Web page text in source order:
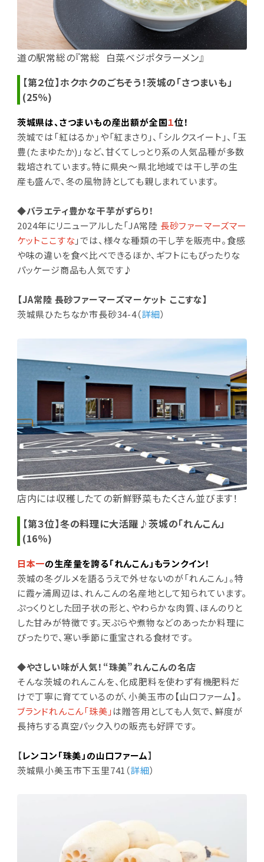
道の駅常総の『常総 白菜ベジポタラーメン』
【第２位】ホクホクのごちそう！茨城の「さつまいも」
(25％)
茨城県は、さつまいもの産出額が全国１位！
茨城では「紅はるか」や「紅まさり」、「シルクスイート」、「玉
豊(たまゆたか) 」など、甘くてしっとり系の人気品種が多数
栽培されています。特に県央～県北地域では干し芋の生
産も盛んで、冬の風物詩としても親しまれています。
◆バラエティ豊かな干芋がずらり！
2024年にリニューアルした「JA常陸 長砂ファーマーズマー
ケットここすな」では、様々な種類の干し芋を販売中。食感
や味の違いを食べ比べできるほか、ギフトにもぴったりな
パッケージ商品も人気です♪
【JA常陸 長砂ファーマーズマーケット ここすな】
茨城県ひたちなか市長砂34-4（詳細）
店内には収穫したての新鮮野菜もたくさん並びます！
【第３位】冬の料理に大活躍♪茨城の「れんこん」
(16％)
日本一の生産量を誇る「れんこん」もランクイン！
茨城の冬グルメを語るうえで外せないのが「れんこん」。特
に霞ヶ浦周辺は、れんこんの名産地として知られています。
ぷっくりとした団子状の形と、やわらかな肉質、ほんのりと
した甘みが特徴です。天ぷらや煮物などのあったか料理に
ぴったりで、寒い季節に重宝される食材です。
◆やさしい味が人気！“珠美”れんこんの名店
そんな茨城のれんこんを、化成肥料を使わず有機肥料だ
けで丁寧に育てているのが、小美玉市の【山口ファーム】。
ブランドれんこん「珠美」 は贈答用としても人気で、鮮度が
長持ちする真空パック入りの販売も好評です。
【レンコン「珠美」の山口ファーム】
茨城県小美玉市下玉里741（詳細）